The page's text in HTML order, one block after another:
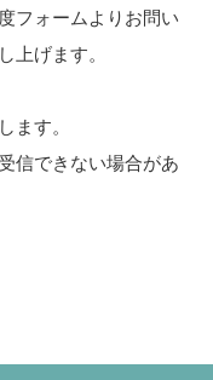
フォームよりお問い
上げます。
ます。
信できない場合があ